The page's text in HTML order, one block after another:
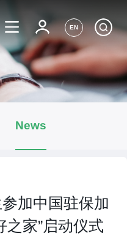
EN
News
加中国驻保加
之家”启动仪式